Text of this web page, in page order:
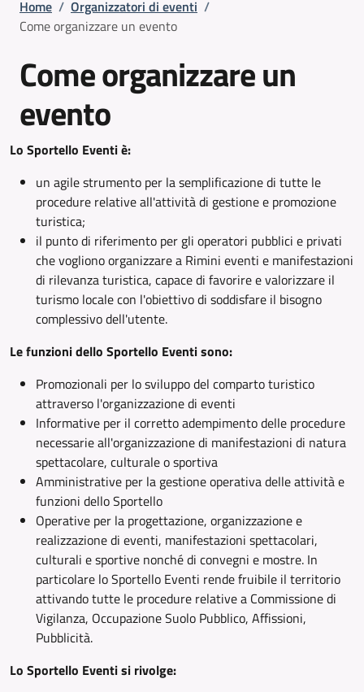
Home / Organizzatori di eventi /
Come organizzare un evento
Come organizzare un
evento
Lo Sportello Eventi è:
un agile strumento per la semplificazione di tutte le
procedure relative all'attività di gestione e promozione
turistica;
il punto di riferimento per gli operatori pubblici e privati
che vogliono organizzare a Rimini eventi e manifestazioni
di rilevanza turistica, capace di favorire e valorizzare il
turismo locale con l'obiettivo di soddisfare il bisogno
complessivo dell'utente.
Le funzioni dello Sportello Eventi sono:
Promozionali per lo sviluppo del comparto turistico
attraverso l'organizzazione di eventi
Informative per il corretto adempimento delle procedure
necessarie all'organizzazione di manifestazioni di natura
spettacolare, culturale o sportiva
Amministrative per la gestione operativa delle attività e
funzioni dello Sportello
Operative per la progettazione, organizzazione e
realizzazione di eventi, manifestazioni spettacolari,
culturali e sportive nonché di convegni e mostre. In
particolare lo Sportello Eventi rende fruibile il territorio
attivando tutte le procedure relative a Commissione di
Vigilanza, Occupazione Suolo Pubblico, Affissioni,
Pubblicità.
Lo Sportello Eventi si rivolge: